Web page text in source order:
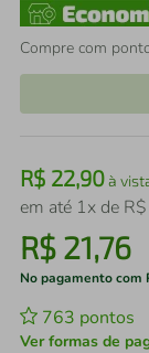
Compre com
R$ 22,90à
em até 1x de R$
R$ 21,76
No pagamento com
763 pontos
Ver formas de